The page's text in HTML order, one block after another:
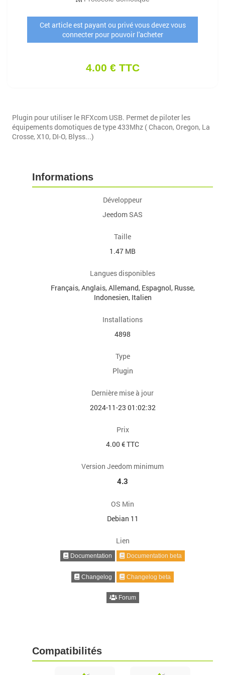
Cet article est payant ou privé vous devez vous
connecter pour pouvoir l'acheter
4.00 € TTC
Plugin pour utiliser le RFXcom USB. Permet de piloter les
équipements domotiques de type 433Mhz ( Chacon, Oregon, La
Crosse, X10, DI-O, Blyss...)
Informations
Développeur
Jeedom SAS
Taille
1.47 MB
Langues disponibles
Français, Anglais, Allemand, Espagnol, Russe,
Indonesien, Italien
Installations
4898
Type
Plugin
Dernière mise à jour
2024-11-23 01:02:32
Prix
4.00 € TTC
Version Jeedom minimum
4.3
OS Min
Debian 11
Lien
Documentation Documentation beta
Changelog Changelog beta
Forum
Compatibilités